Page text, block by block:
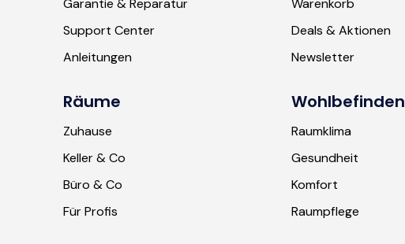
Garantie & Reparatur
Support Center
Anleitungen
Warenkorb
Deals & Aktionen
Newsletter
Räume
Zuhause
Keller & Co
Büro & Co
Für Profis
Wohlbefinden
Raumklima
Gesundheit
Komfort
Raumpflege